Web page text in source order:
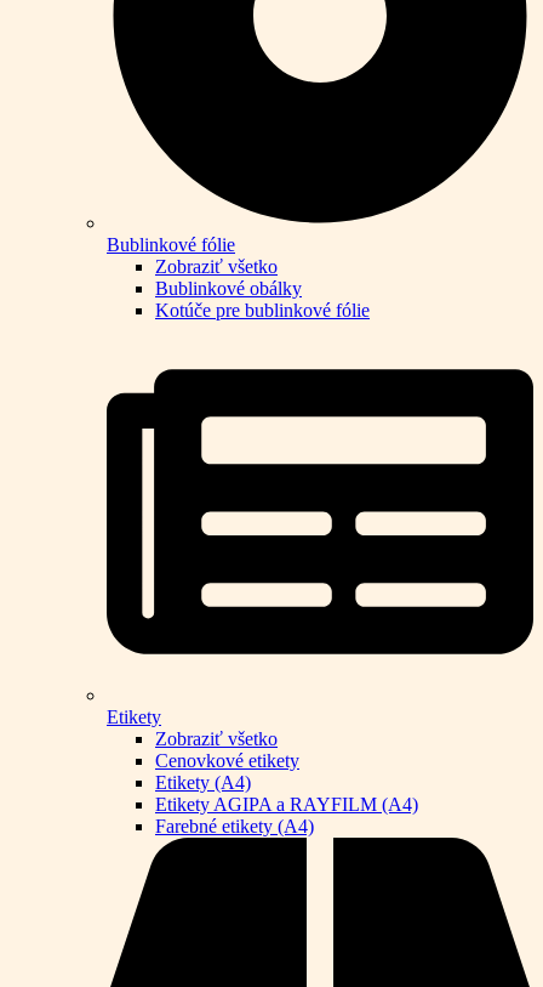
Bublinkové fólie
Zobraziť všetko
Bublinkové obálky
Kotúče pre bublinkové fólie
Etikety
Zobraziť všetko
Cenovkové etikety
Etikety (A4)
Etikety AGIPA a RAYFILM (A4)
Farebné etikety (A4)